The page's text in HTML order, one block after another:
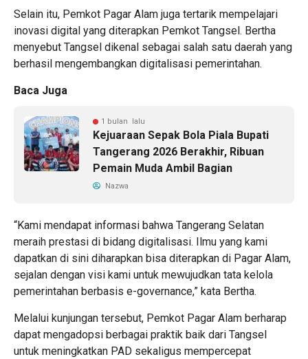
Selain itu, Pemkot Pagar Alam juga tertarik mempelajari
inovasi digital yang diterapkan Pemkot Tangsel. Bertha
menyebut Tangsel dikenal sebagai salah satu daerah yang
berhasil mengembangkan digitalisasi pemerintahan.
Baca Juga
1 bulan lalu
Kejuaraan Sepak Bola Piala Bupati
Tangerang 2026 Berakhir, Ribuan
Pemain Muda Ambil Bagian
Nazwa
“Kami mendapat informasi bahwa Tangerang Selatan
meraih prestasi di bidang digitalisasi. Ilmu yang kami
dapatkan di sini diharapkan bisa diterapkan di Pagar Alam,
sejalan dengan visi kami untuk mewujudkan tata kelola
pemerintahan berbasis e-governance,” kata Bertha.
Melalui kunjungan tersebut, Pemkot Pagar Alam berharap
dapat mengadopsi berbagai praktik baik dari Tangsel
untuk meningkatkan PAD sekaligus mempercepat